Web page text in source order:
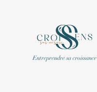
Entreprendre sa croissance